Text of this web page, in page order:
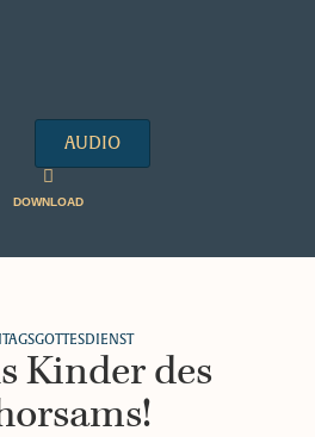
AUDIO
DOWNLOAD
Kinder des